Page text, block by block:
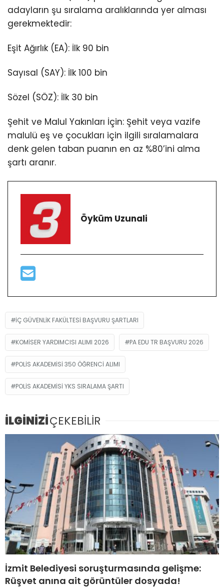
adayların şu sıralama aralıklarında yer alması
gerekmektedir:
Eşit Ağırlık (EA): İlk 90 bin
Sayısal (SAY): İlk 100 bin
Sözel (SÖZ): İlk 30 bin
Şehit ve Malul Yakınları İçin: Şehit veya vazife
malulü eş ve çocukları için ilgili sıralamalara
denk gelen taban puanın en az %80’ini alma
şartı aranır.
Öyküm Uzunali
IÇ GÜVENLIK FAKÜLTESI BAŞVURU ŞARTLARI
KOMISER YARDIMCISI ALIMI 2026 PA EDU TR BAŞVURU 2026
POLIS AKADEMISI 350 ÖĞRENCI ALIMI
POLIS AKADEMISI YKS SIRALAMA ŞARTI
İLGİNİZİÇEKEBİLİR
İzmit Belediyesi soruşturmasında gelişme:
Rüşvet anına ait görüntüler dosyada!